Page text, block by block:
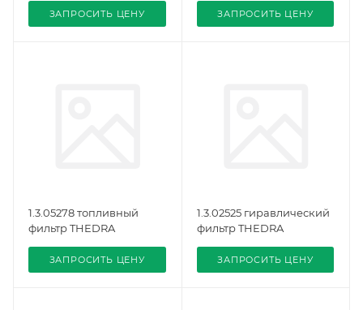
ЗАПРОСИТЬ ЦЕНУ ЗАПРОСИТЬ ЦЕНУ
1.3.05278 топливный
фильтр THEDRA
ЗАПРОСИТЬ ЦЕНУ
1.3.02525 гиравлический
фильтр THEDRA
ЗАПРОСИТЬ ЦЕНУ